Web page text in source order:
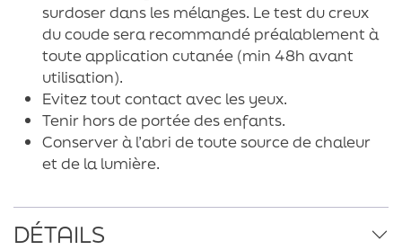
surdoser dans les mélanges. Le test du creux
du coude sera recommandé préalablement à
toute application cutanée (min 48h avant
utilisation).
Evitez tout contact avec les yeux.
Tenir hors de portée des enfants.
Conserver à l’abri de toute source de chaleur
et de la lumière.
DÉTAILS